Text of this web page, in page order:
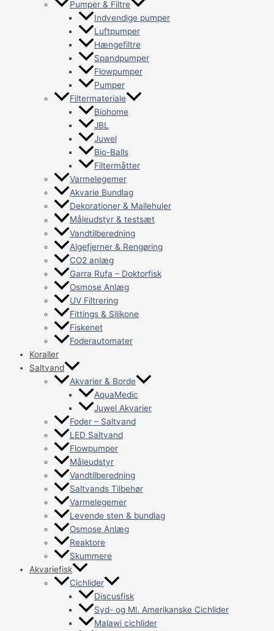
Pumper & Filtre
Indvendige pumper
Luftpumper
Hængefiltre
Spandpumper
Flowpumper
Pumper
Filtermateriale
Biohome
JBL
Juwel
Bio-Balls
Filtermåtter
Varmelegemer
Akvarie Bundlag
Dekorationer & Mallehuler
Måleudstyr & testsæt
Vandtilberedning
Algefjerner & Rengøring
CO2 anlæg
Garra Rufa – Doktorfisk
Osmose Anlæg
UV Filtrering
Fittings & Silikone
Fiskenet
Foderautomater
Koraller
Saltvand
Akvarier & Borde
AquaMedic
Juwel Akvarier
Foder – Saltvand
LED Saltvand
Flowpumper
Måleudstyr
Vandtilberedning
Saltvands Tilbehør
Varmelegemer
Levende sten & bundlag
Osmose Anlæg
Reaktore
Skummere
Akvariefisk
Cichlider
Discusfisk
Syd- og Ml. Amerikanske Cichlider
Malawi cichlider